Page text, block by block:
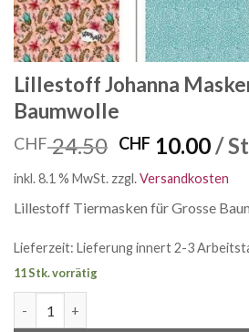
Lillestoff Johanna
Baumwolle
CHF24.50
war:
CHF 24.50
CHF 10.00
ist:
/
inkl. 8.1 % MwSt. zzgl.Versandkosten
Lillestoff Tiermasken für Grosse
Lieferzeit: Lieferung innert 2-3
11 Stk. vorrätig